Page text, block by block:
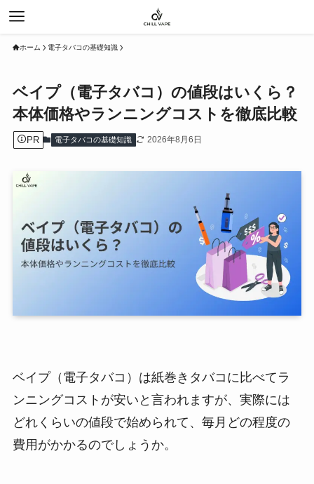
ホーム 電子タバコの基礎知識
ベイプ（電子タバコ）の値段はいくら？
本体価格やランニングコストを徹底比較
PR 電子タバコの基礎知識 2026年8月6日
ベイプ（電子タバコ）は紙巻きタバコに比べてラ
ンニングコストが安いと言われますが、実際には
どれくらいの値段で始められて、毎月どの程度の
費用がかかるのでしょうか。